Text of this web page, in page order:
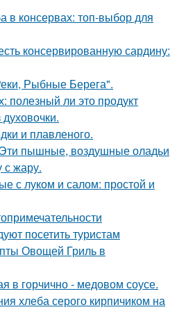
в консервах: топ-выбор для
консервированную сардину:
Рыбные Берега".
полезный ли это продукт
и плавленого.
пышные, воздушные оладьи
с жару.
с луком и салом: простой и
посетить туристам
Овощей Гриль в
в горчично - медовом соусе.
хлеба серого кирпичиком на